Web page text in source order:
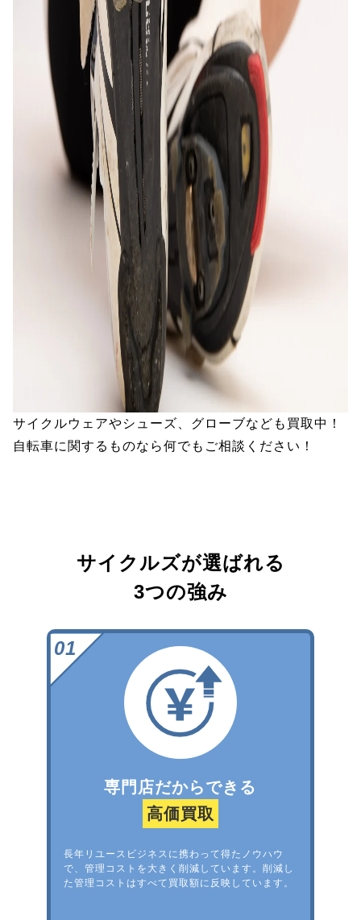
サイクルウェアやシューズ、グローブなども買取中！
自転車に関するものなら何でもご相談ください！
サイクルズが選ばれる
3つの強み
専門店だからできる
高価買取
長年リユースビジネスに携わって得たノウハウ
で、管理コストを大きく削減しています。削減し
た管理コストはすべて買取額に反映しています。